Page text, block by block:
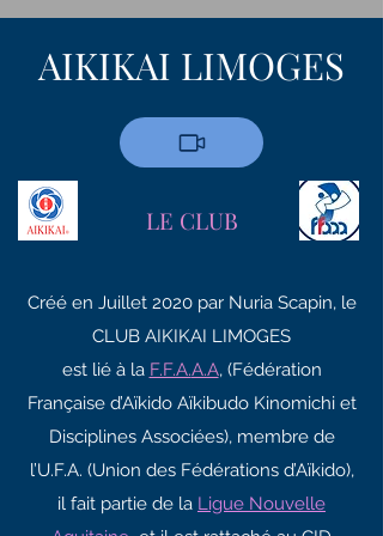
AIKIKAI LIMOGES
LE CLUB
Créé en Juillet 2020 par Nuria Scapin, le
CLUB AIKIKAI LIMOGES
est lié à la F.F.A.A.A,(Fédération
Française d’Aïkido Aïkibudo Kinomichi et
Disciplines Associées), membre de
l’U.F.A. (Union des Fédérations d’Aïkido),
il fait partie de la Ligue Nouvelle